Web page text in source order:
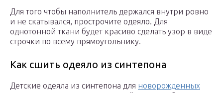
Для того чтобы наполнитель держался внутри ровно
и не скатывался, прострочите одеяло. Для
однотонной ткани будет красиво сделать узор в виде
строчки по всему прямоугольнику.
Как сшить одеяло из синтепона
Детские одеяла из синтепона для новорожденных